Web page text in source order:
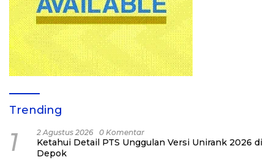
Trending
1 2 Agustus 2026 0 Komentar
Ketahui Detail PTS Unggulan Versi Unirank 2026 di
Depok